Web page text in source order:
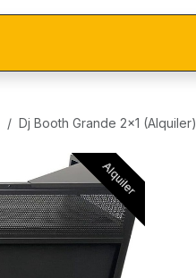
Dj Booth Grande 2x1 (Alquiler)
Alquiler
Alquiler